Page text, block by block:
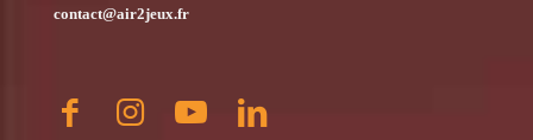
contact@air2jeux.fr